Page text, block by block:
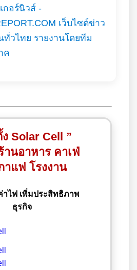
อร์นิวส์ -
เว็บไซต์ข่าว
วไทย รายงานโดยทีม
ค
Solar Cell ”
านอาหาร คาเฟ่
าแฟ โรงงาน
ไฟ เพิ่มประสิทธิภาพ
ธุรกิจ